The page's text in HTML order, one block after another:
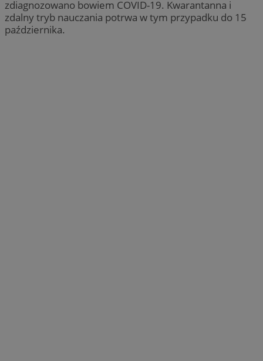
zdiagnozowano bowiem COVID-19. Kwarantanna i
zdalny tryb nauczania potrwa w tym przypadku do 15
października.